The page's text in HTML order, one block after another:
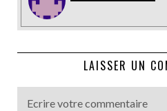
LAISSER UN